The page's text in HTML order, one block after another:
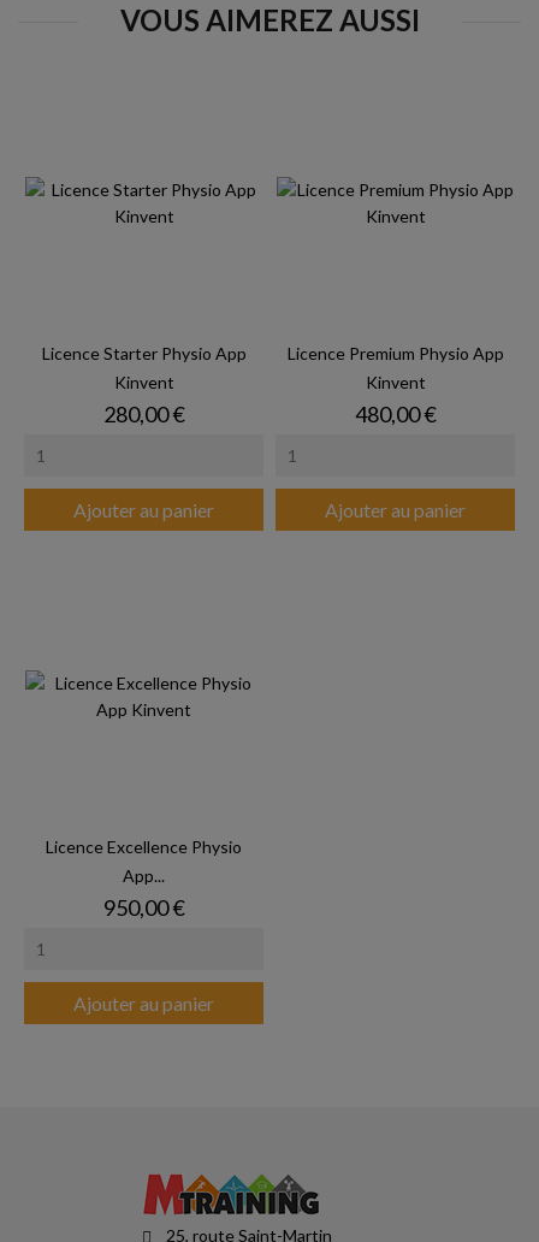
VOUS AIMEREZ AUSSI
Licence Starter Physio App
Kinvent
Prix
280,00 €
Ajouter au panier
Licence Premium Physio App
Kinvent
Prix
480,00 €
Ajouter au panier
Licence Excellence Physio
App...
Prix
950,00 €
Ajouter au panier
25, route Saint-Martin